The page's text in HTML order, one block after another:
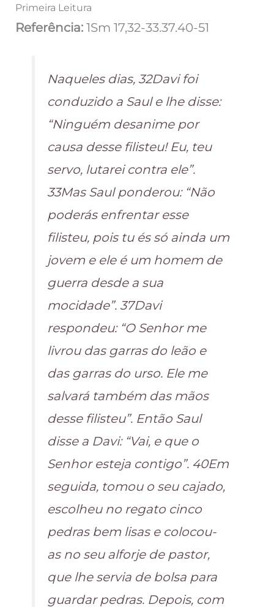
Primeira Leitura
Referência: 1Sm 17,32-33.37.40-51
Naqueles dias, 32Davi foi
conduzido a Saul e lhe disse:
“Ninguém desanime por
causa desse filisteu! Eu, teu
servo, lutarei contra ele”.
33Mas Saul ponderou: “Não
poderás enfrentar esse
filisteu, pois tu és só ainda um
jovem e ele é um homem de
guerra desde a sua
mocidade”. 37Davi
respondeu: “O Senhor me
livrou das garras do leão e
das garras do urso. Ele me
salvará também das mãos
desse filisteu”. Então Saul
disse a Davi: “Vai, e que o
Senhor esteja contigo”. 40Em
seguida, tomou o seu cajado,
escolheu no regato cinco
pedras bem lisas e colocou-
as no seu alforje de pastor,
que lhe servia de bolsa para
guardar pedras. Depois, com